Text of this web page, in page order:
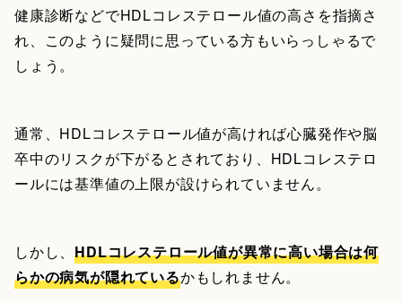
健康診断などでHDLコレステロール値の高さを指摘さ
れ、このように疑問に思っている方もいらっしゃるで
しょう。
通常、HDLコレステロール値が高ければ心臓発作や脳
卒中のリスクが下がるとされており、HDLコレステロ
ールには基準値の上限が設けられていません。
しかし、HDLコレステロール値が異常に高い場合は何
らかの病気が隠れているかもしれません。